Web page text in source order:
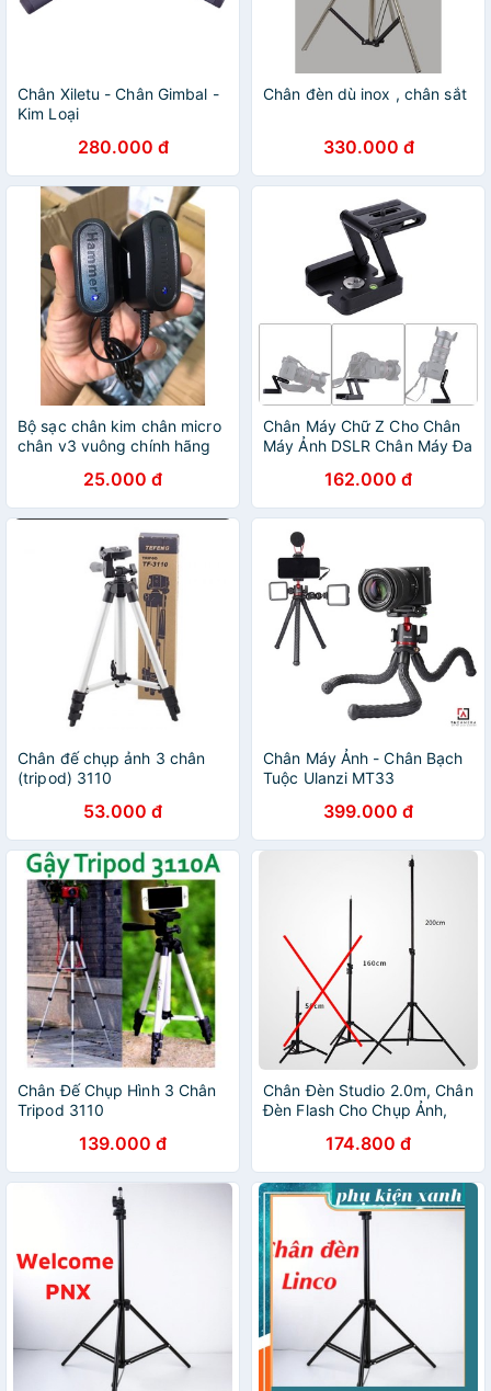
Chân Xiletu - Chân Gimbal -
Kim Loại
280.000 đ
Chân đèn dù inox , chân sắt
330.000 đ
Bộ sạc chân kim chân micro
chân v3 vuông chính hãng
25.000 đ
Chân Máy Chữ Z Cho Chân
Máy Ảnh DSLR Chân Máy Đa
162.000 đ
Chân đế chụp ảnh 3 chân
(tripod) 3110
53.000 đ
Chân Máy Ảnh - Chân Bạch
Tuộc Ulanzi MT33
399.000 đ
Chân Đế Chụp Hình 3 Chân
Tripod 3110
139.000 đ
Chân Đèn Studio 2.0m, Chân
Đèn Flash Cho Chụp Ảnh,
Livestream174.800 đ